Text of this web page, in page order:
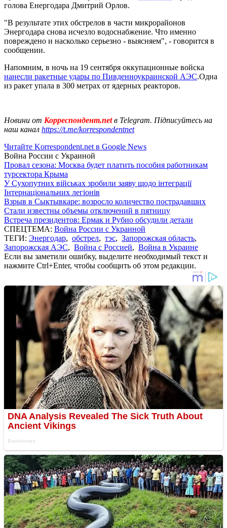
голова Енергодара Дмитрий Орлов.
"В результате этих обстрелов в части микрорайонов
Энергодара снова исчезло водоснабжение. Что именно
повреждено и насколько серьезно - выясняем", - говорится в
сообщении.
Напомним, в ночь на 19 сентября оккупационные войска
нанесли ракетные удары по Пивденноукраинской АЭС.Одна
из ракет упала в 300 метрах от ядерных реакторов.
Новини от Корреспондент.netв Telegram. Підписуйтесь на
наш канал https://t.me/korrespondentnet
Читайте Korrespondent.net в Google News
Война России с Украиной
Провал сезона: Москва будет платить пособия работникам
турсектора Крыма
У Сухопутних військах зробили заяву щодо інтеграції
Інтернаціональних легіонів
Взрыв в Сыктывкаре: возросло количество пострадавших
Стали известны объемы отключений в пятницу
Встреча президентов: Ермак и Рубио обсудили детали
СПЕЦТЕМА: Война России с Украиной
ТЕГИ: Энергодар, обстрел, тэс, Запорожская область,
Запорожская АЭС, Война с Россией, Война в Украине
Если вы заметили ошибку, выделите необходимый текст и
нажмите Ctrl+Enter, чтобы сообщить об этом редакции.